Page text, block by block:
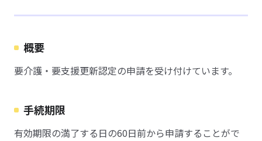
概要
要介護・要支援更新認定の申請を受け付けています。
手続期限
有効期限の満了する日の60日前から申請することがで